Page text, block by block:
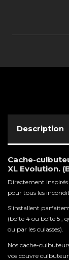
Description
Cache-
XL Evolution.
Directement inspirés
pour tous les
S'installent
(boîte 4 ou boîte 5 ,
ou par les culasses).
Nos cache-
vos couvre